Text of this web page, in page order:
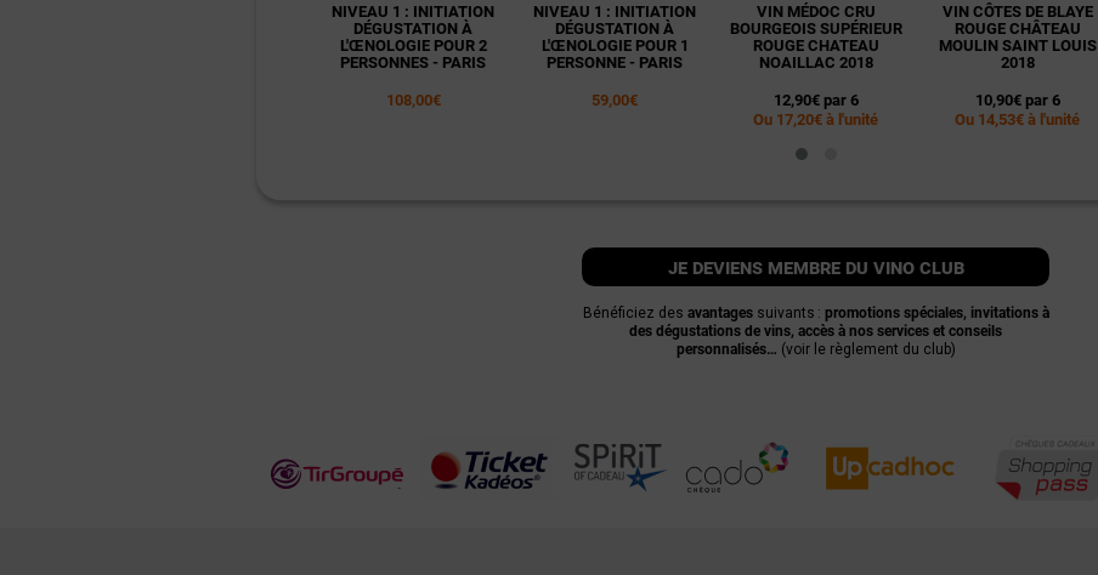
NIVEAU 1 : INITIATION
DÉGUSTATION À
L'ŒNOLOGIE POUR 2
PERSONNES - PARIS
108,00€
NIVEAU 1 : INITIATION
DÉGUSTATION À
L'ŒNOLOGIE POUR 1
PERSONNE - PARIS
59,00€
VIN MÉDOC CRU
BOURGEOIS SUPÉRIEUR
ROUGE CHATEAU
NOAILLAC 2018
12,90€ par 6
Ou 17,20€ à l'unité
VIN CÔTES DE BLAYE
ROUGE CHÂTEAU
MOULIN SAINT LOUIS
2018
10,90€ par 6
Ou 14,53€ à l'unité
je deviens membre du vino club
Bénéficiez des avantagessuivants : promotions spéciales, invitations à
des dégustations de vins, accès à nos services et conseils
personnalisés… (voir le règlement du club)